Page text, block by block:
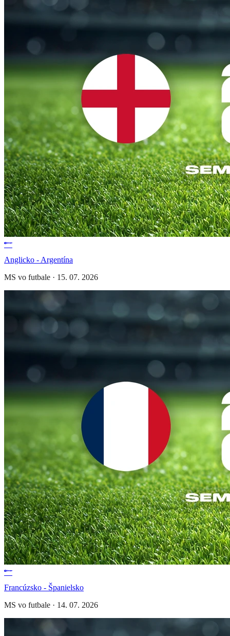
Anglicko - Argentína
MS vo futbale · 15. 07. 2026
Francúzsko - Španielsko
MS vo futbale · 14. 07. 2026